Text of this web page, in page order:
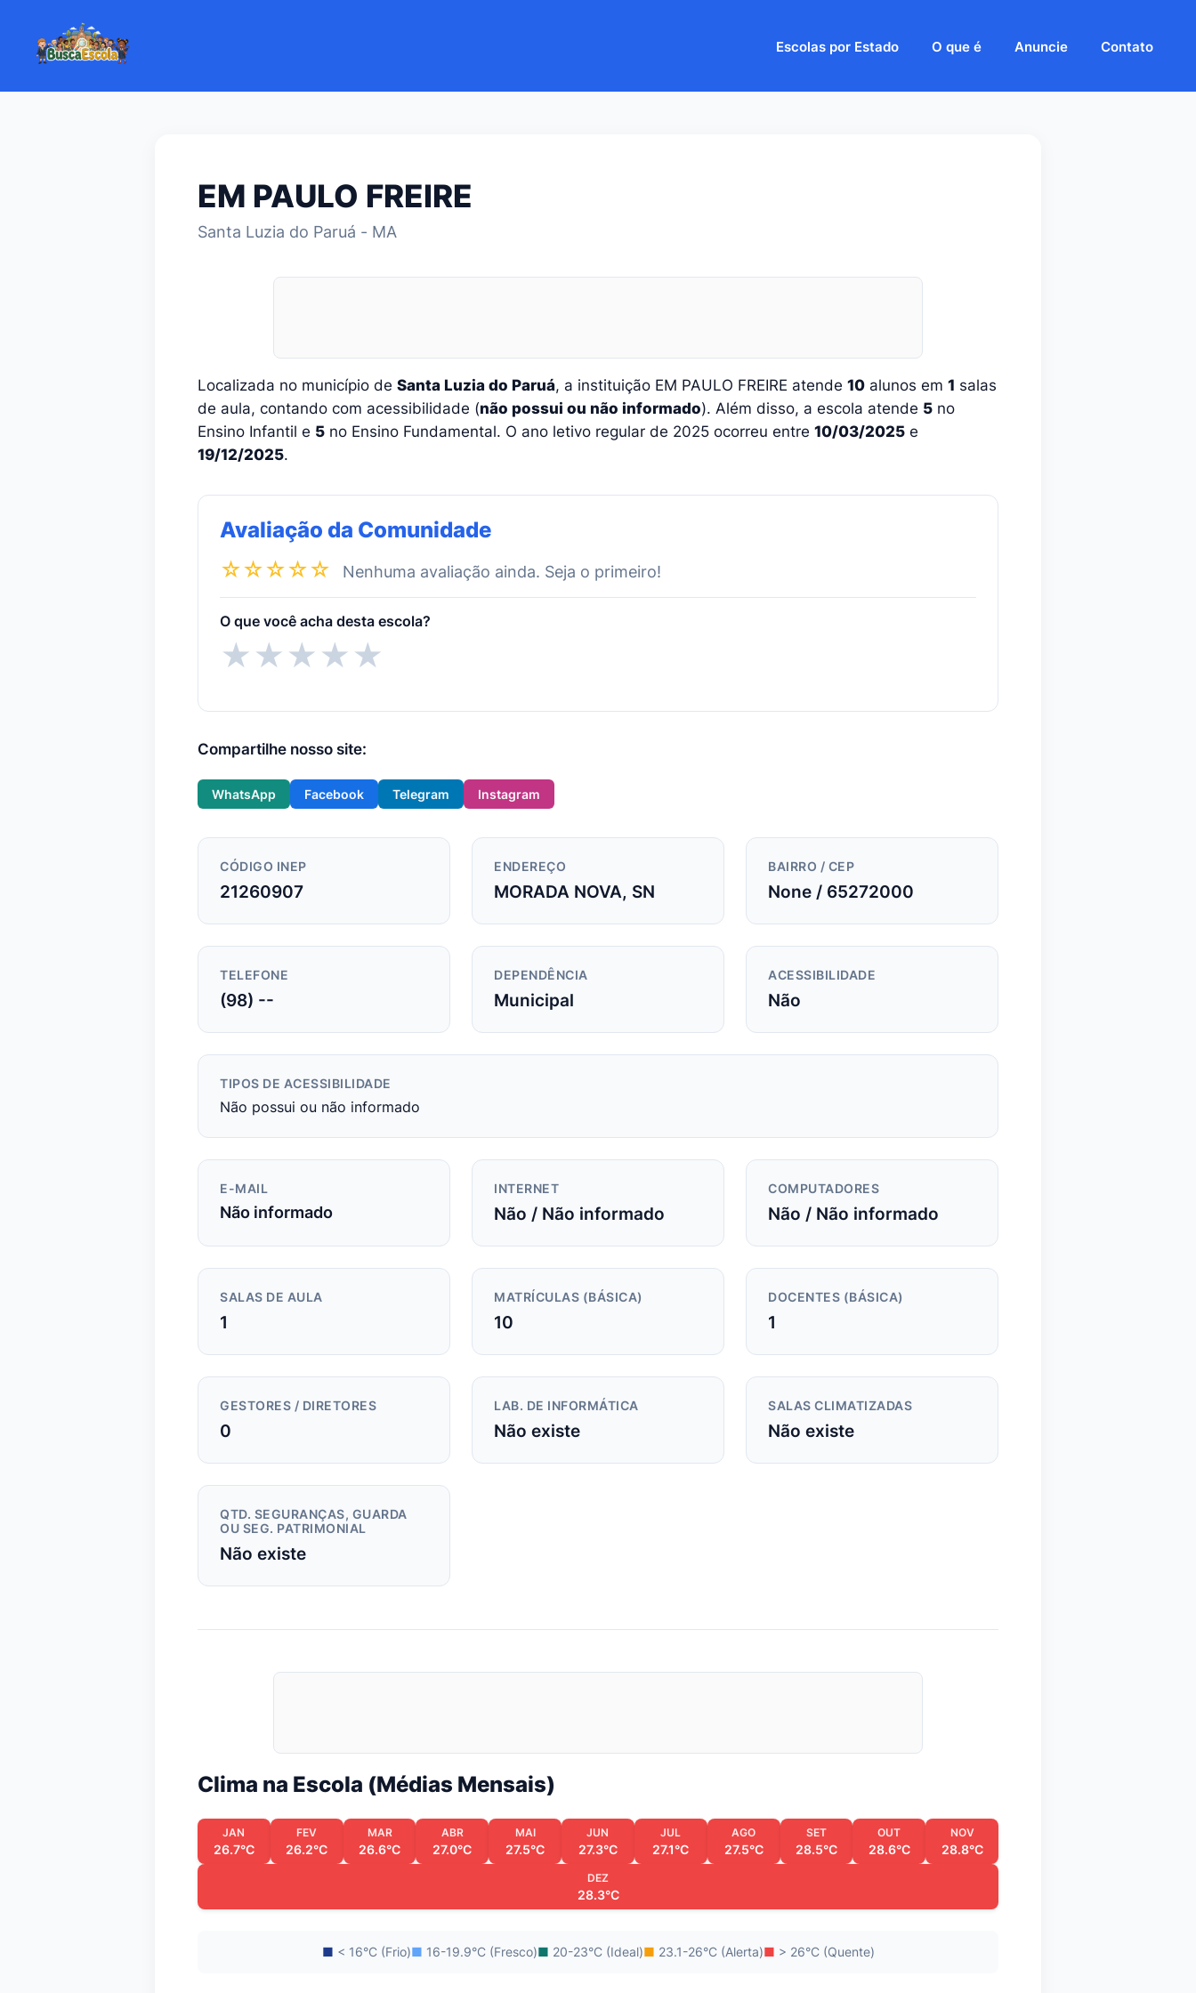
Escolas por Estado O que é Anuncie Contato
EM PAULO FREIRE
Santa Luzia do Paruá - MA
Localizada no município de Santa Luzia do Paruá, a instituição EM PAULO FREIRE atende 10 alunos em 1 salas
de aula, contando com acessibilidade (não possui ou não informado). Além disso, a escola atende 5 no
Ensino Infantil e 5 no Ensino Fundamental. O ano letivo regular de 2025 ocorreu entre 10/03/2025 e
19/12/2025.
Avaliação da Comunidade
☆☆☆☆☆
Nenhuma avaliação ainda. Seja o primeiro!
O que você acha desta escola?
★★★★★
Compartilhe nosso site:
WhatsApp Facebook Telegram Instagram
CÓDIGO INEP
21260907
ENDEREÇO
MORADA NOVA, SN
BAIRRO / CEP
None / 65272000
TELEFONE
(98) --
DEPENDÊNCIA
Municipal
ACESSIBILIDADE
Não
TIPOS DE ACESSIBILIDADE
Não possui ou não informado
E-MAIL
Não informado
INTERNET
Não / Não informado
COMPUTADORES
Não / Não informado
SALAS DE AULA
1
MATRÍCULAS (BÁSICA)
10
DOCENTES (BÁSICA)
1
GESTORES / DIRETORES
0
LAB. DE INFORMÁTICA
Não existe
SALAS CLIMATIZADAS
Não existe
QTD. SEGURANÇAS, GUARDA
OU SEG. PATRIMONIAL
Não existe
Clima na Escola (Médias Mensais)
JAN
26.7°C
FEV
26.2°C
MAR
26.6°C
ABR
27.0°C
MAI
27.5°C
JUN
27.3°C
JUL
27.1°C
AGO
27.5°C
SET
28.5°C
OUT
28.6°C
NOV
28.8°C
DEZ
28.3°C
■ < 16°C (Frio)■ 16-19.9°C (Fresco)■ 20-23°C (Ideal)■ 23.1-26°C (Alerta)■ > 26°C (Quente)